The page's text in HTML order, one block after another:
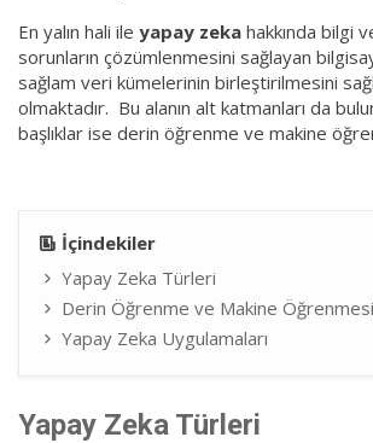
En yalın hali ile yapay zeka hakkında bilgi
sorunların çözümlenmesini sağlayan
sağlam veri kümelerinin birleştirilmesini
olmaktadır. Bu alanın alt katmanları da
başlıklar ise derin öğrenme ve makine
İçindekiler
Yapay Zeka Türleri
Derin Öğrenme ve Makine Öğrenmesi
Yapay Zeka Uygulamaları
Yapay Zeka Türleri